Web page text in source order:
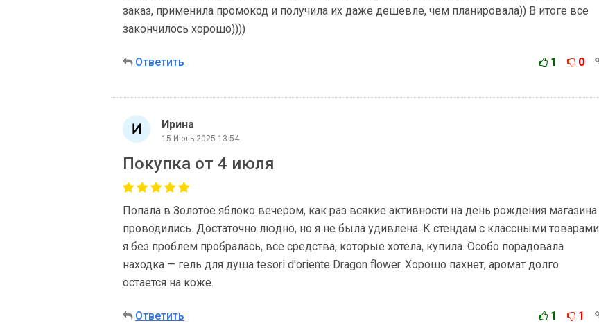
заказ, применила промокод и получила их даже дешевле, чем планировала)) В итоге все
закончилось хорошо))))
Ответить 1 0
Ирина
15 Июль 2025 13:54
Покупка от 4 июля
Попала в Золотое яблоко вечером, как раз всякие активности на день рождения магазина
проводились. Достаточно людно, но я не была удивлена. К стендам с классными товарами
я без проблем пробралась, все средства, которые хотела, купила. Особо порадовала
находка — гель для душа tesori d'oriente Dragon flower. Хорошо пахнет, аромат долго
остается на коже.
Ответить 1 1